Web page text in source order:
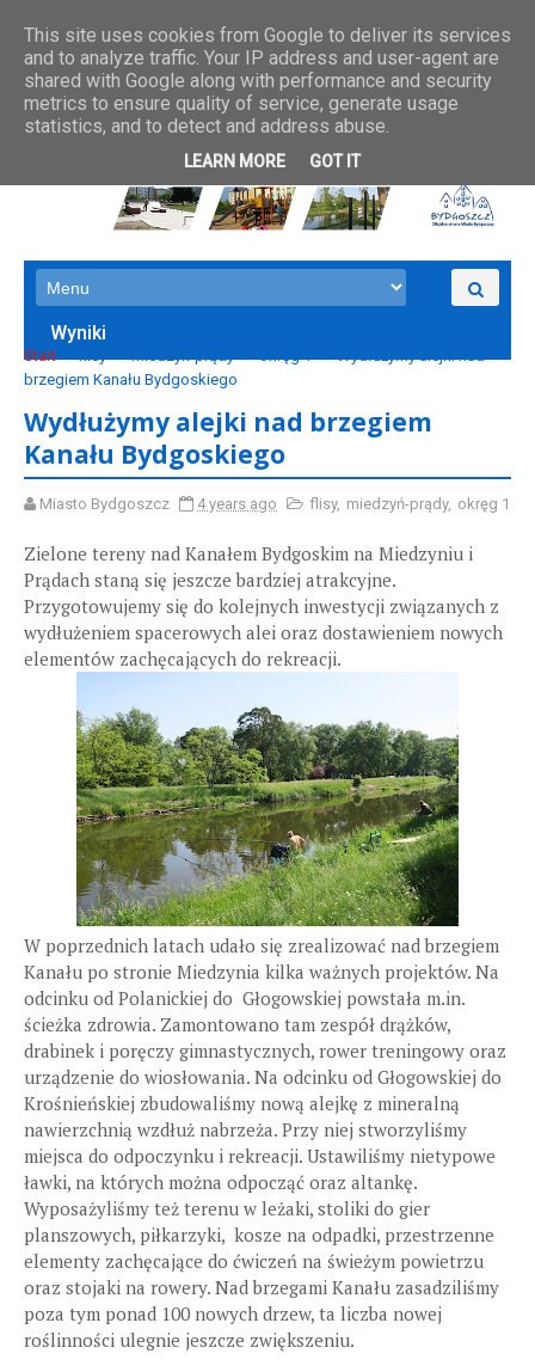
Wyniki
Start flisy miedzyń-prądy okręg 1
Wydłużymy alejki nad
brzegiem Kanału Bydgoskiego
Wydłużymy alejki nad brzegiem
Kanału Bydgoskiego
Miasto Bydgoszcz 4 years ago flisy, miedzyń-prądy, okręg 1
Zielone tereny nad Kanałem Bydgoskim na Miedzyniu i
Prądach staną się jeszcze bardziej atrakcyjne.
Przygotowujemy się do kolejnych inwestycji związanych z
wydłużeniem spacerowych alei oraz dostawieniem nowych
elementów zachęcających do rekreacji.
W poprzednich latach udało się zrealizować nad brzegiem
Kanału po stronie Miedzynia kilka ważnych projektów. Na
odcinku od Polanickiej do Głogowskiej powstała m.in.
ścieżka zdrowia. Zamontowano tam zespół drążków,
drabinek i poręczy gimnastycznych, rower treningowy oraz
urządzenie do wiosłowania. Na odcinku od Głogowskiej do
Krośnieńskiej zbudowaliśmy nową alejkę z mineralną
nawierzchnią wzdłuż nabrzeża. Przy niej stworzyliśmy
miejsca do odpoczynku i rekreacji. Ustawiliśmy nietypowe
ławki, na których można odpocząć oraz altankę.
Wyposażyliśmy też terenu w leżaki, stoliki do gier
planszowych, piłkarzyki, kosze na odpadki, przestrzenne
elementy zachęcające do ćwiczeń na świeżym powietrzu
oraz stojaki na rowery. Nad brzegami Kanału zasadziliśmy
poza tym ponad 100 nowych drzew, ta liczba nowej
roślinności ulegnie jeszcze zwiększeniu.
This site uses cookies from Google to deliver its services
and to analyze traffic. Your IP address and user-agent are
shared with Google along with performance and security
metrics to ensure quality of service, generate usage
statistics, and to detect and address abuse.
LEARN MORE GOT IT